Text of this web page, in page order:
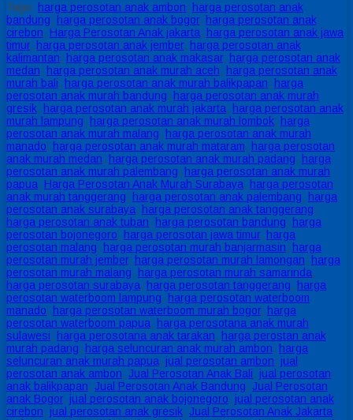
Tags: harga perosotan anak ambon, harga perosotan anak
bandung, harga perosotan anak bogor, harga perosotan anak
cirebon, Harga Perosotan Anak jakarta, harga perosotan anak jawa
timur, harga perosotan anak jember, harga perosotan anak
kalimantan, harga perosotan anak makasar, harga perosotan anak
medan, harga perosotan anak murah aceh, harga perosotan anak
murah bali, harga perosotan anak murah balikpapan, harga
perosotan anak murah bandung, harga perosotan anak murah
gresik, harga perosotan anak murah jakarta, harga perosotan anak
murah lampung, harga perosotan anak murah lombok, harga
perosotan anak murah malang, harga perosotan anak murah
manado, harga perosotan anak murah mataram, harga perosotan
anak murah medan, harga perosotan anak murah padang, harga
perosotan anak murah palembang, harga perosotan anak murah
papua, Harga Perosotan Anak Murah Surabaya, harga perosotan
anak murah tanggerang, harga perosotan anak palembang, harga
perosotan anak surabaya, harga perosotan anak tanggerang,
harga perosotan anak tuban, harga perosotan bandung, harga
perosotan bojonegoro, harga perosotan jawa timur, harga
perosotan malang, harga perosotan murah banjarmasin, harga
perosotan murah jember, harga perosotan murah lamongan, harga
perosotan murah malang, harga perosotan murah samarinda,
harga perosotan surabaya, harga perosotan tanggerang, harga
perosotan waterboom lampung, harga perosotan waterboom
manado, harga perosotan waterboom murah bogor, harga
perosotan waterboom papua, harga perosotana anak murah
sulawesi, harga perosotana anak tarakan, harga perostan anak
murah padang, harga seluncuran anak murah ambon, harga
seluncuran anak murah papua, jual perosotan ambon, jual
perosotan anak ambon, Jual Perosotan Anak Bali, jual perosotan
anak balikpapan, Jual Perosotan Anak Bandung, Jual Perosotan
anak Bogor, jual perosotan anak bojonegoro, jual perosotan anak
cirebon, jual perosotan anak gresik, Jual Perosotan Anak Jakarta,